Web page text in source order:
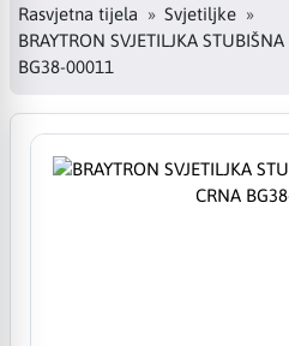
Rasvjetna tijela
Svjetiljke
BRAYTRON SVJETILJKA
BG38-00011